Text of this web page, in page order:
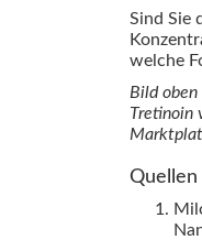
Sind Sie
welche
Bild oben
Tretinoin
Quellen